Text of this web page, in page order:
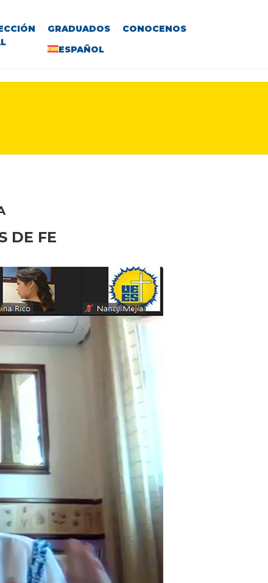
GRADUADOS
CONOCENOS
ESPAÑOL
DE FE